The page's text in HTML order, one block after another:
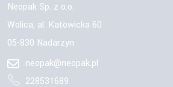
Neopak Sp. z o.o.
Wolica, al. Katowicka 60
05-830 Nadarzyn
neopak@neopak.pl
228531689